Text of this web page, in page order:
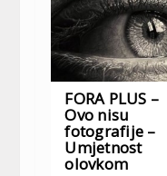
FORA PLUS –
Ovo nisu
fotografije –
Umjetnost
olovkom